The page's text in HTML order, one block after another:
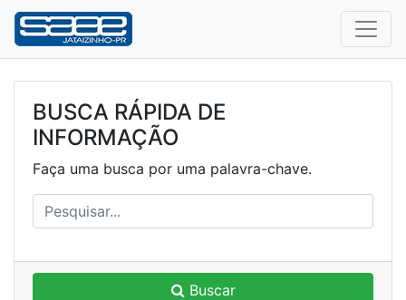
BUSCA RÁPIDA DE
INFORMAÇÃO
Faça uma busca por uma palavra-chave.
Buscar